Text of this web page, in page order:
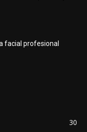
facial profesional
30